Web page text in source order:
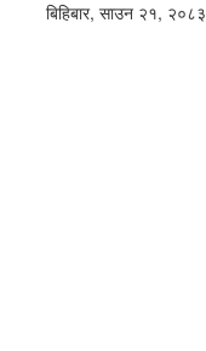
बिहिबार, साउन २१, २०८३